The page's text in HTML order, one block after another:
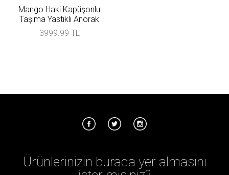
Mango Haki Kapüşonlu
Taşıma Yastıklı Anorak
3999.99 TL
Ürünlerinizin burada yer almasını